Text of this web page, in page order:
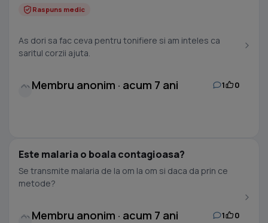
Raspuns medic
As dori sa fac ceva pentru tonifiere si am inteles ca
saritul corzii ajuta.
Membru anonim · acum 7 ani 1 0
Este malaria o boala contagioasa?
Se transmite malaria de la om la om si daca da prin ce
metode?
Membru anonim · acum 7 ani 1 0